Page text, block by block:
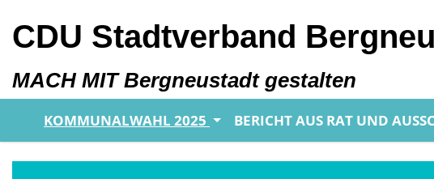
CDU Stadtverband
MACH MIT Bergneustadt gestalten
KOMMUNALWAHL 2025 BERICHT AUS RAT UND